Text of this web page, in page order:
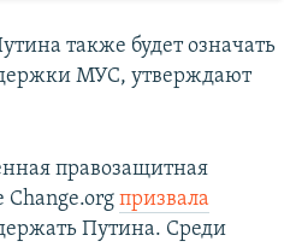
также будет означать
МУС, утверждают
правозащитная
Change.org призвала
Путина. Среди